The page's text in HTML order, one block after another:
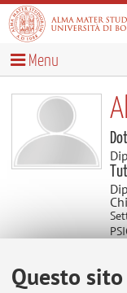
Questo
Menu
Didattica